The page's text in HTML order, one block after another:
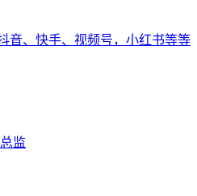
音、快手、视频号，小红书等等
监